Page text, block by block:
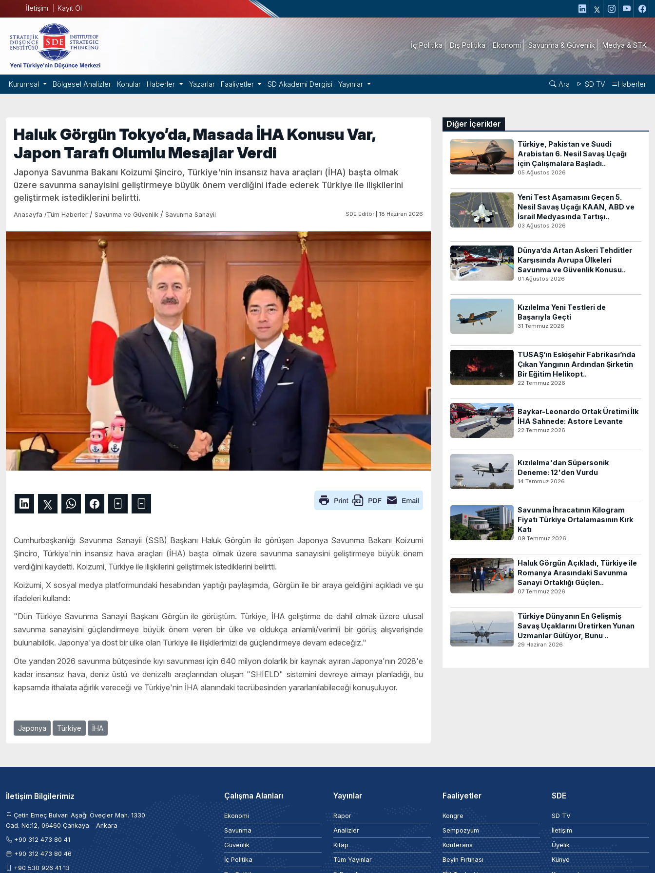
İletişim Kayıt Ol
İç Politika Dış Politika Ekonomi Savunma & Güvenlik Medya & STK
Kurumsal Bölgesel Analizler Konular Haberler Yazarlar Faaliyetler SD Akademi Dergisi Yayınlar Ara SD TV Haberler
Haluk Görgün Tokyo’da, Masada İHA Konusu Var,
Japon Tarafı Olumlu Mesajlar Verdi
Japonya Savunma Bakanı Koizumi Şinciro, Türkiye'nin insansız hava araçları (İHA) başta olmak
üzere savunma sanayisini geliştirmeye büyük önem verdiğini ifade ederek Türkiye ile ilişkilerini
geliştirmek istediklerini belirtti.
Anasayfa /Tüm Haberler / Savunma ve Güvenlik / Savunma Sanayii SDE Editör | 18 Haziran 2026
Cumhurbaşkanlığı Savunma Sanayii (SSB) Başkanı Haluk Görgün ile görüşen Japonya Savunma Bakanı Koizumi
Şinciro, Türkiye'nin insansız hava araçları (İHA) başta olmak üzere savunma sanayisini geliştirmeye büyük önem
verdiğini kaydetti. Koizumi, Türkiye ile ilişkilerini geliştirmek istediklerini belirtti.
Koizumi, X sosyal medya platformundaki hesabından yaptığı paylaşımda, Görgün ile bir araya geldiğini açıkladı ve şu
ifadeleri kullandı:
"Dün Türkiye Savunma Sanayii Başkanı Görgün ile görüştüm. Türkiye, İHA geliştirme de dahil olmak üzere ulusal
savunma sanayisini güçlendirmeye büyük önem veren bir ülke ve oldukça anlamlı/verimli bir görüş alışverişinde
bulunabildik. Japonya'ya dost bir ülke olan Türkiye ile ilişkilerimizi de güçlendirmeye devam edeceğiz."
Öte yandan 2026 savunma bütçesinde kıyı savunması için 640 milyon dolarlık bir kaynak ayıran Japonya'nın 2028'e
kadar insansız hava, deniz üstü ve denizaltı araçlarından oluşan "SHIELD" sistemini devreye almayı planladığı, bu
kapsamda ithalata ağırlık vereceği ve Türkiye'nin İHA alanındaki tecrübesinden yararlanılabileceği konuşuluyor.
Japonya Türkiye İHA
Diğer İçerikler
Türkiye, Pakistan ve Suudi
Arabistan 6. Nesil Savaş Uçağı
için Çalışmalara Başladı..
05 Ağustos 2026
Yeni Test Aşamasını Geçen 5.
Nesil Savaş Uçağı KAAN, ABD ve
İsrail Medyasında Tartışı..
03 Ağustos 2026
Dünya’da Artan Askeri Tehditler
Karşısında Avrupa Ülkeleri
Savunma ve Güvenlik Konusu..
01 Ağustos 2026
Kızılelma Yeni Testleri de
Başarıyla Geçti
31 Temmuz 2026
TUSAŞ’ın Eskişehir Fabrikası’nda
Çıkan Yangının Ardından Şirketin
Bir Eğitim Helikopt..
22 Temmuz 2026
Baykar-Leonardo Ortak Üretimi İlk
İHA Sahnede: Astore Levante
22 Temmuz 2026
Kızılelma'dan Süpersonik
Deneme: 12'den Vurdu
14 Temmuz 2026
Savunma İhracatının Kilogram
Fiyatı Türkiye Ortalamasının Kırk
Katı
09 Temmuz 2026
Haluk Görgün Açıkladı, Türkiye ile
Romanya Arasındaki Savunma
Sanayi Ortaklığı Güçlen..
07 Temmuz 2026
Türkiye Dünyanın En Gelişmiş
Savaş Uçaklarını Üretirken Yunan
Uzmanlar Gülüyor, Bunu ..
29 Haziran 2026
İletişim Bilgilerimiz
Çetin Emeç Bulvarı Aşağı Öveçler Mah. 1330.
Cad. No:12, 06460 Çankaya - Ankara
+90 312 473 80 41
+90 312 473 80 46
+90 530 926 41 13
Çalışma Alanları
Ekonomi
Savunma
Güvenlik
İç Politika
Yayınlar
Rapor
Analizler
Kitap
Tüm Yayınlar
Faaliyetler
Kongre
Sempozyum
Konferans
Beyin Fırtınası
SDE
SD TV
İletişim
Üyelik
Künye